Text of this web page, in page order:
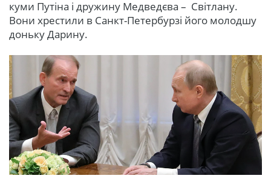
куми Путіна і дружину Медведєва – Світлану.
Вони хрестили в Санкт-Петербурзі його молодшу
доньку Дарину.